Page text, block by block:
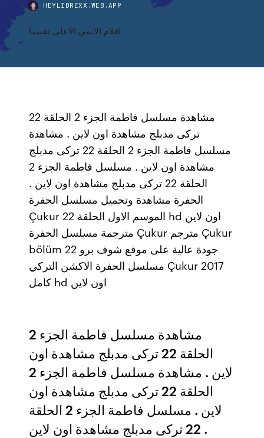
HEYLIBREXX.WEB.APP
افلام الانمي الاعلى تقييما
مشاهدة مسلسل فاطمة الجزء 2 الحلقة 22
تركى مدبلج مشاهدة اون لاين . مشاهدة
مسلسل فاطمة الجزء 2 الحلقة 22 تركى مدبلج
مشاهدة اون لاين . مسلسل فاطمة الجزء 2
الحلقة 22 تركى مدبلج مشاهدة اون لاين .
الحفرة مشاهدة وتحميل مسلسل الحفرة
Çukur الموسم الاول الحلقة 22 hd اون لاين
مترجمة مسلسل الحفرة Çukur مترجم Çukur
bölüm 22 جودة عالية على موقع شوف برو
مسلسل الحفرة الاكشن التركي Çukur 2017
كامل hd اون لاين
مشاهدة مسلسل فاطمة الجزء 2
الحلقة 22 تركى مدبلج مشاهدة اون
لاين . مشاهدة مسلسل فاطمة الجزء 2
الحلقة 22 تركى مدبلج مشاهدة اون
لاين . مسلسل فاطمة الجزء 2 الحلقة
22 تركى مدبلج مشاهدة اون لاين .